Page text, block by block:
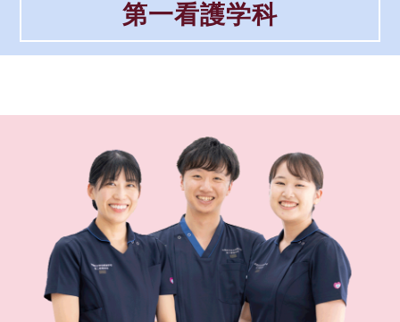
第一看護学科